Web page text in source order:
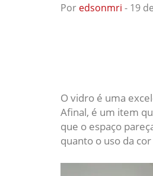
Por edsonmri - 19
O vidro é uma
Afinal, é um item
que o espaço
quanto o uso da